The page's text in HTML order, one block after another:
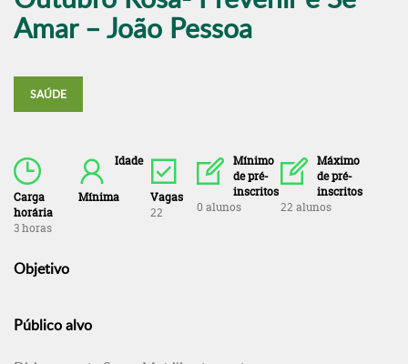
Amar – João Pessoa
SAÚDE
Carga
horária
3 horas
Idade
Mínima
Vagas
22
Mínimo
de pré-
inscritos
0 alunos
Máximo
de pré-
inscritos
22 alunos
Objetivo
Público alvo